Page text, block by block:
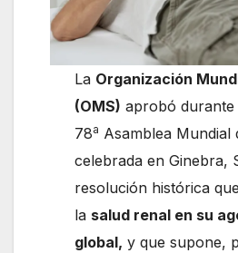
La Organización
(OMS) aprobó durante
78a Asamblea Mundial
celebrada en Ginebra,
resolución histórica
la salud renal en su
global, y que supone,